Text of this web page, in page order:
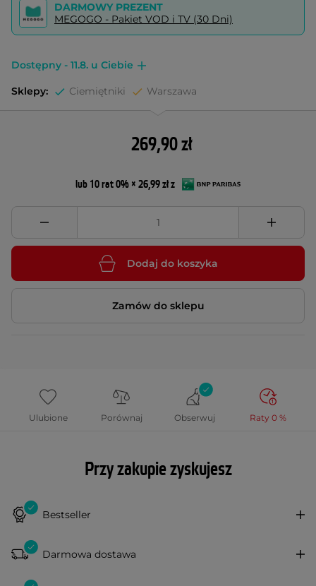
DARMOWY PREZENT
MEGOGO - Pakiet VOD i TV (30 Dni)
Dostępny - 11.8. u Ciebie
Sklepy: Ciemiętniki Warszawa
269,90 zł
lub 10 rat 0% × 26,99 zł z
Dodaj do koszyka
Zamów do sklepu
Ulubione Porównaj Obserwuj Raty 0 %
Przy zakupie zyskujesz
Bestseller
Darmowa dostawa